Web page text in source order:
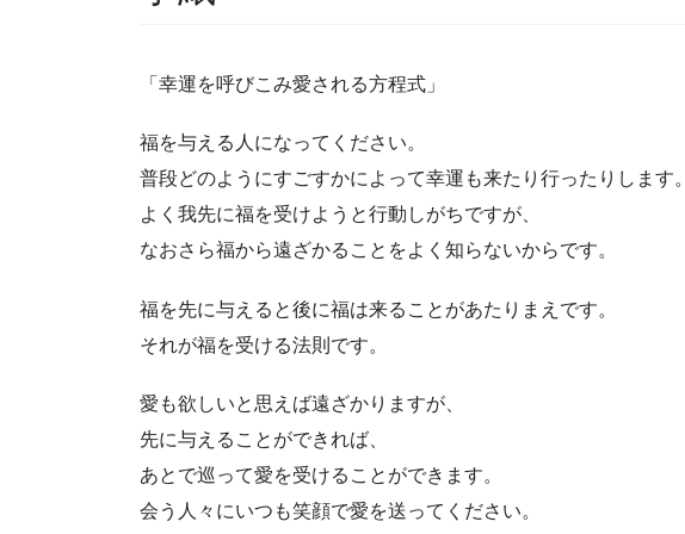
「幸運を呼びこみ愛される方程式」
福を与える人になってください。
普段どのようにすごすかによって幸運も来たり行ったりします。
よく我先に福を受けようと行動しがちですが、
なおさら福から遠ざかることをよく知らないからです。
福を先に与えると後に福は来ることがあたりまえです。
それが福を受ける法則です。
愛も欲しいと思えば遠ざかりますが、
先に与えることができれば、
あとで巡って愛を受けることができます。
会う人々にいつも笑顔で愛を送ってください。